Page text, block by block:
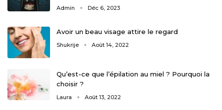
Admin Déc 6, 2023
Avoir un beau visage attire le regard
Shukrije Août 14, 2022
Qu’est-ce que l’épilation au miel ? Pourquoi la
choisir ?
Laura Août 13, 2022